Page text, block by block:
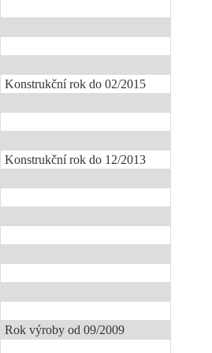
Konstrukční rok do 02/2015
Konstrukční rok do 12/2013
Rok výroby od 09/2009